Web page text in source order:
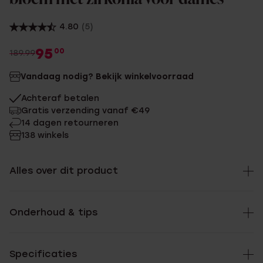
4.80 (5)
189.9995 00
Vandaag nodig? Bekijk winkelvoorraad
Achteraf betalen
Gratis verzending vanaf €49
14 dagen retourneren
138 winkels
Alles over dit product
Onderhoud & tips
Specificaties